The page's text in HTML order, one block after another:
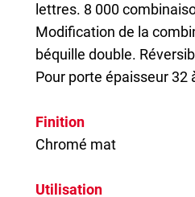
lettres. 8 000
Modification de la
béquille double.
Pour porte épaisseur 32
Finition
Chromé mat
Utilisation